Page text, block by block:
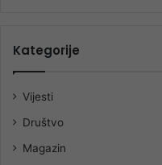
Kategorije
Vijesti
Društvo
Magazin